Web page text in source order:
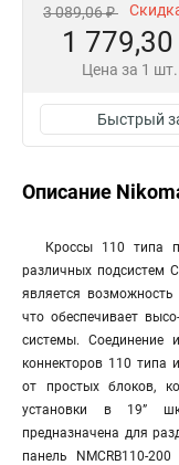
3 089,06 ₽
1 779,30
Цена за 1 шт.
Быстрый
Описание
Кроссы 110 типа
различных подсистем
является
что обеспечивает
системы. Соединение
коннекторов 110 типа
от простых блоков,
установки в 19”
предназначена для
панель NMCRB110-